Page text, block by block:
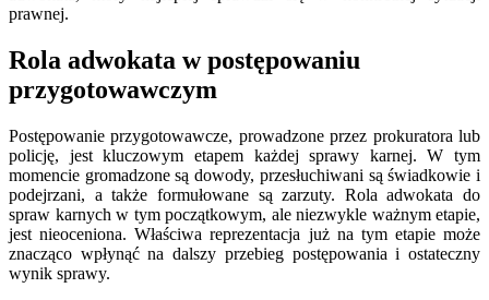
prawnej.
Rola adwokata w postępowaniu
przygotowawczym
Postępowanie przygotowawcze, prowadzone przez prokuratora lub
policję, jest kluczowym etapem każdej sprawy karnej. W tym
momencie gromadzone są dowody, przesłuchiwani są świadkowie i
podejrzani, a także formułowane są zarzuty. Rola adwokata do
spraw karnych w tym początkowym, ale niezwykle ważnym etapie,
jest nieoceniona. Właściwa reprezentacja już na tym etapie może
znacząco wpłynąć na dalszy przebieg postępowania i ostateczny
wynik sprawy.